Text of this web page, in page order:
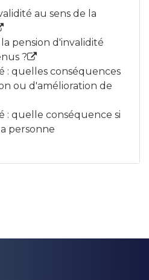
au sens de la
pension d'invalidité
?
: quelles conséquences
ou d'amélioration de
: quelle conséquence si
personne